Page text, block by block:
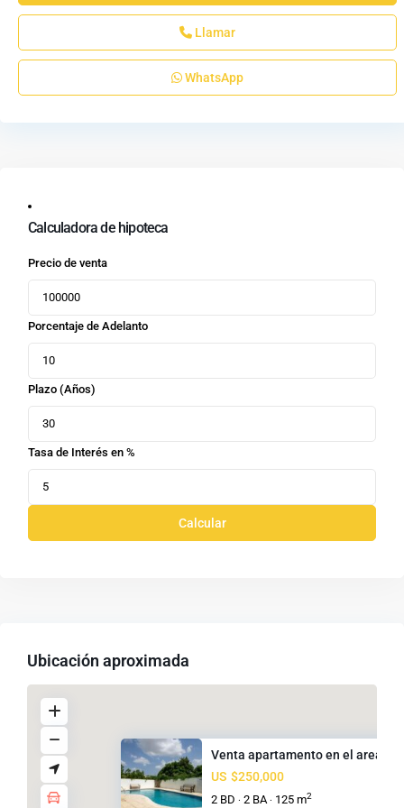
Llamar
WhatsApp
Calculadora de hipoteca
Precio de venta
Porcentaje de Adelanto
Plazo (Años)
Tasa de Interés en %
Calcular
Ubicación aproximada
Venta apartamento en el area
US $250,000
2 BD · 2 BA · 125 m2